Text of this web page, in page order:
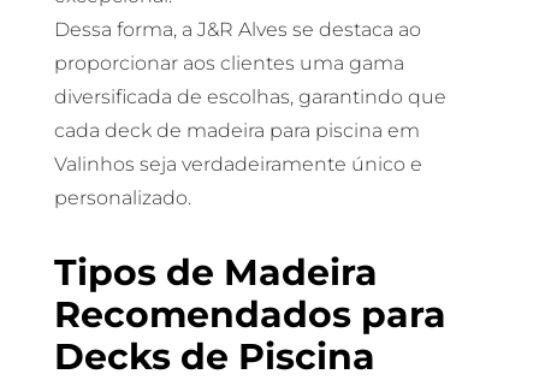
Dessa forma, a J&R Alves se destaca ao
proporcionar aos clientes uma gama
diversificada de escolhas, garantindo que
cada deck de madeira para piscina em
Valinhos seja verdadeiramente único e
personalizado.
Tipos de Madeira
Recomendados para
Decks de Piscina